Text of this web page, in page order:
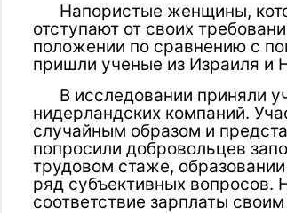
Напористые женщины,
отступают от своих
положении по сравнению с
пришли ученые из Израиля и
В исследовании приняли
нидерландских компаний.
случайным образом и
попросили добровольцев
трудовом стаже,
ряд субъективных вопросов.
соответствие зарплаты